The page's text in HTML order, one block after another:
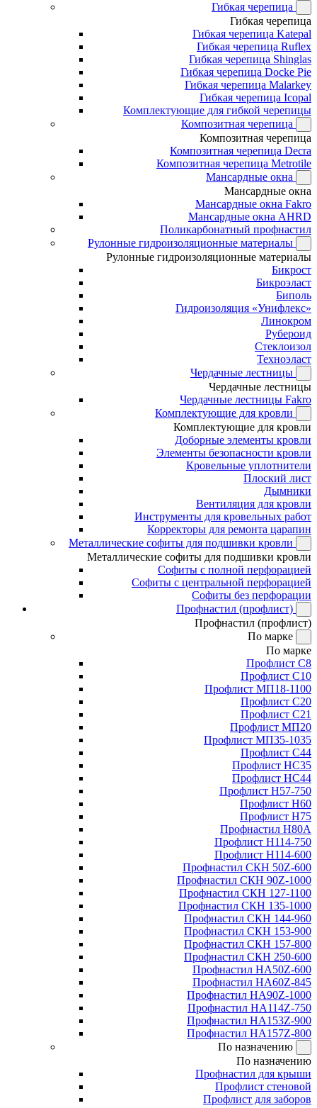
Гибкая черепица
Гибкая черепица
Гибкая черепица Katepal
Гибкая черепица Ruflex
Гибкая черепица Shinglas
Гибкая черепица Docke Pie
Гибкая черепица Malarkey
Гибкая черепица Icopal
Комплектующие для гибкой черепицы
Композитная черепица
Композитная черепица
Композитная черепица Decra
Композитная черепица Metrotile
Мансардные окна
Мансардные окна
Мансардные окна Fakro
Мансардные окна AHRD
Поликарбонатный профнастил
Рулонные гидроизоляционные материалы
Рулонные гидроизоляционные материалы
Бикрост
Бикроэласт
Биполь
Гидроизоляция «Унифлекс»
Линокром
Рубероид
Стеклоизол
Техноэласт
Чердачные лестницы
Чердачные лестницы
Чердачные лестницы Fakro
Комплектующие для кровли
Комплектующие для кровли
Доборные элементы кровли
Элементы безопасности кровли
Кровельные уплотнители
Плоский лист
Дымники
Вентиляция для кровли
Инструменты для кровельных работ
Корректоры для ремонта царапин
Металлические софиты для подшивки кровли
Металлические софиты для подшивки кровли
Софиты с полной перфорацией
Софиты с центральной перфорацией
Софиты без перфорации
Профнастил (профлист)
Профнастил (профлист)
По марке
По марке
Профлист С8
Профлист С10
Профлист МП18-1100
Профлист С20
Профлист С21
Профлист МП20
Профлист МП35-1035
Профлист С44
Профлист НС35
Профлист НС44
Профлист Н57-750
Профлист Н60
Профлист Н75
Профнастил Н80А
Профлист Н114-750
Профлист Н114-600
Профнастил СКН 50Z-600
Профнастил СКН 90Z-1000
Профнастил СКН 127-1100
Профнастил СКН 135-1000
Профнастил СКН 144-960
Профнастил СКН 153-900
Профнастил СКН 157-800
Профнастил СКН 250-600
Профнастил НА50Z-600
Профнастил НА60Z-845
Профнастил НА90Z-1000
Профнастил НА114Z-750
Профнастил НА153Z-900
Профнастил НА157Z-800
По назначению
По назначению
Профнастил для крыши
Профлист стеновой
Профлист для заборов